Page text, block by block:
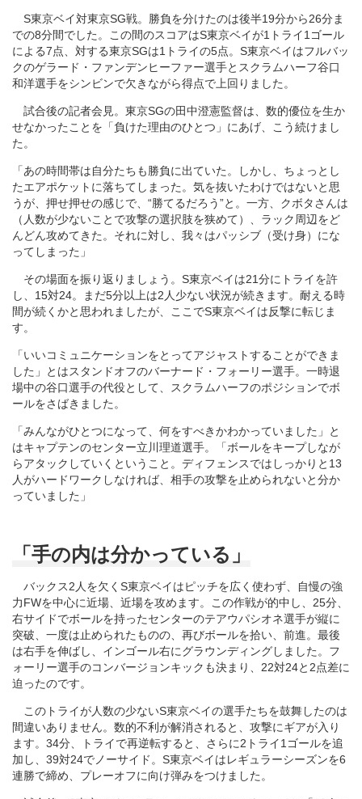
S東京ベイ対東京SG戦。勝負を分けたのは後半19分から26分ま
での8分間でした。この間のスコアはS東京ベイが1トライ1ゴール
による7点、対する東京SGは1トライの5点。S東京ベイはフルバッ
クのゲラード・ファンデンヒーファー選手とスクラムハーフ谷口
和洋選手をシンビンで欠きながら得点で上回りました。
試合後の記者会見。東京SGの田中澄憲監督は、数的優位を生か
せなかったことを「負けた理由のひとつ」にあげ、こう続けまし
た。
「あの時間帯は自分たちも勝負に出ていた。しかし、ちょっとし
たエアポケットに落ちてしまった。気を抜いたわけではないと思
うが、押せ押せの感じで、“勝てるだろう”と。一方、クボタさんは
（人数が少ないことで攻撃の選択肢を狭めて）、ラック周辺をど
んどん攻めてきた。それに対し、我々はパッシブ（受け身）にな
ってしまった」
その場面を振り返りましょう。S東京ベイは21分にトライを許
し、15対24。まだ5分以上は2人少ない状況が続きます。耐える時
間が続くかと思われましたが、ここでS東京ベイは反撃に転じま
す。
「いいコミュニケーションをとってアジャストすることができま
した」とはスタンドオフのバーナード・フォーリー選手。一時退
場中の谷口選手の代役として、スクラムハーフのポジションでボ
ールをさばきました。
「みんながひとつになって、何をすべきかわかっていました」と
はキャプテンのセンター立川理道選手。「ボールをキープしなが
らアタックしていくということ。ディフェンスではしっかりと13
人がハードワークしなければ、相手の攻撃を止められないと分か
っていました」
「手の内は分かっている」
バックス2人を欠くS東京ベイはピッチを広く使わず、自慢の強
力FWを中心に近場、近場を攻めます。この作戦が的中し、25分、
右サイドでボールを持ったセンターのテアウパシオネ選手が縦に
突破、一度は止められたものの、再びボールを拾い、前進。最後
は右手を伸ばし、インゴール右にグラウンディングしました。フ
ォーリー選手のコンバージョンキックも決まり、22対24と2点差に
迫ったのです。
このトライが人数の少ないS東京ベイの選手たちを鼓舞したのは
間違いありません。数的不利が解消されると、攻撃にギアが入り
ます。34分、トライで再逆転すると、さらに2トライ1ゴールを追
加し、39対24でノーサイド。S東京ベイはレギュラーシーズンを6
連勝で締め、プレーオフに向け弾みをつけました。